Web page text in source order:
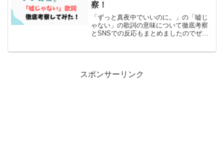
察！
「ずっと真夜中でいいのに。」の「嘘じ
ゃない」の歌詞の意味について徹底考察
とSNSでの反応もまとめましたのでぜひ
スポンサーリンク